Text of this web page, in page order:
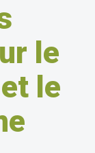
le
le